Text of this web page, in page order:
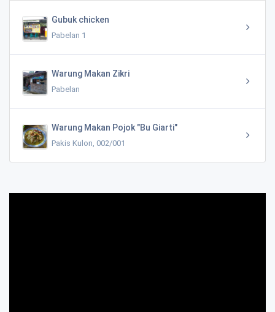
Gubuk chicken
Pabelan 1
Warung Makan Zikri
Pabelan
Warung Makan Pojok "Bu Giarti"
Pakis Kulon, 002/001